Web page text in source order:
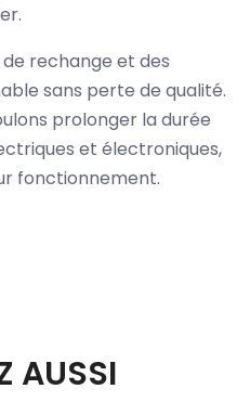
de rechange et des
sans perte de qualité.
prolonger la durée
et électroniques,
fonctionnement.
AUSSI